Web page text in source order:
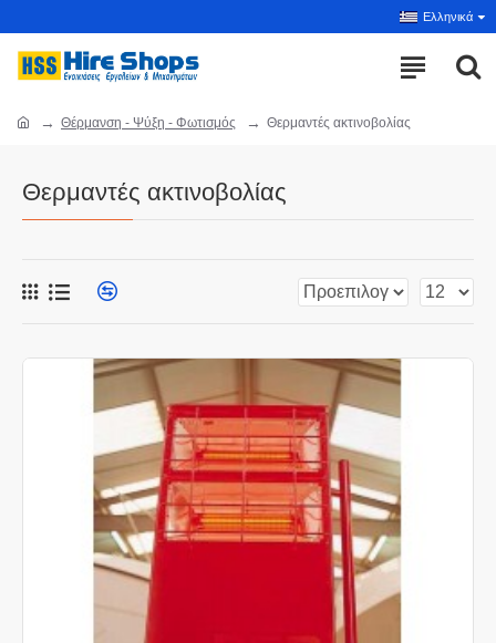
Ελληνικά
Θέρμανση - Ψύξη - Φωτισμός Θερμαντές ακτινοβολίας
Θερμαντές ακτινοβολίας